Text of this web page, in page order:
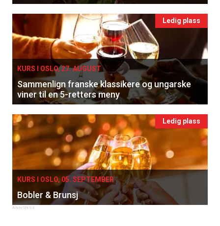
Ledig plass
KURS I OSLO, 27. AUGUST
Sammenlign franske klassikere og ungarske
viner til en 5-retters meny
Ledig plass
KURS I OSLO, 05. SEPTEMBER
Bobler & Brunsj